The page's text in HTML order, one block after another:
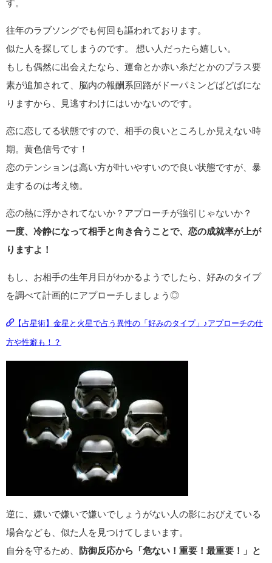
す。
往年のラブソングでも何回も謳われております。
似た人を探してしまうのです。 想い人だったら嬉しい。
もしも偶然に出会えたなら、運命とか赤い糸だとかのプラス要
素が追加されて、脳内の報酬系回路がドーパミンどばどばにな
りますから、見逃すわけにはいかないのです。
恋に恋してる状態ですので、相手の良いところしか見えない時
期。黄色信号です！
恋のテンションは高い方が叶いやすいので良い状態ですが、暴
走するのは考え物。
恋の熱に浮かされてないか？アプローチが強引じゃないか？
一度、冷静になって相手と向き合うことで、恋の成就率が上が
りますよ！
もし、お相手の生年月日がわかるようでしたら、好みのタイプ
を調べて計画的にアプローチしましょう◎
【占星術】金星と火星で占う異性の「好みのタイプ」♪アプローチの仕
方や性癖も！？
逆に、嫌いで嫌いで嫌いでしょうがない人の影におびえている
場合なども、似た人を見つけてしまいます。
自分を守るため、
防御反応から「危ない！重要！最重要！」と